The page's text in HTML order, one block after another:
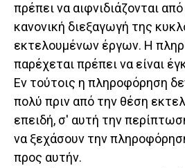
πρέπει να αιφνιδιάζονται
κανονική διεξαγωγή της
εκτελουμένων έργων. Η
παρέχεται πρέπει να είναι
Εν τούτοις η πληροφόρηση
πολύ πριν από την θέση
επειδή, σ' αυτή την
να ξεχάσουν την
προς αυτήν.